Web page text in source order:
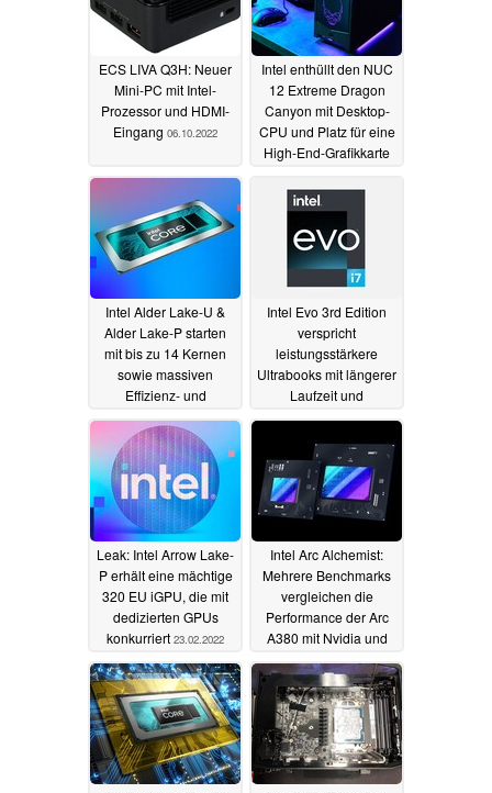
ECS LIVA Q3H: Neuer
Mini-PC mit Intel-
Prozessor und HDMI-
Eingang 06.10.2022
Intel enthüllt den NUC
12 Extreme Dragon
Canyon mit Desktop-
CPU und Platz für eine
High-End-Grafikkarte
Intel Alder Lake-U &
Alder Lake-P starten
mit bis zu 14 Kernen
sowie massiven
Effizienz- und
Performance-
Upgrades23.02.2022
Intel Evo 3rd Edition
verspricht
leistungsstärkere
Ultrabooks mit längerer
Laufzeit und
spannenden Features
Leak: Intel Arrow Lake-
P erhält eine mächtige
320 EU iGPU, die mit
dedizierten GPUs
konkurriert 23.02.2022
Intel Arc Alchemist:
Mehrere Benchmarks
vergleichen die
Performance der Arc
A380 mit Nvidia und
AMD22.02.2022